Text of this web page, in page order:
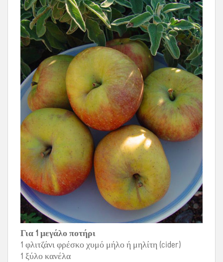
Για 1 μεγάλο ποτήρι
1 φλιτζάνι φρέσκο χυμό μήλο ή μηλίτη (cider)
1 ξύλο κανέλα